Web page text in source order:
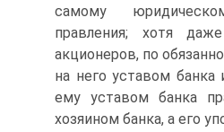
самому
правления; хотя
акционеров, по
на него уставом
ему уставом банка
хозяином банка, а его